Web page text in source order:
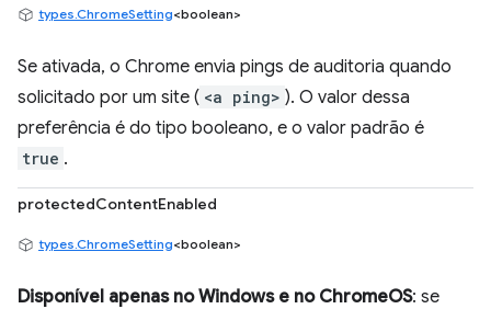
types.ChromeSetting<boolean>
Se ativada, o Chrome envia pings de auditoria quando
solicitado por um site ( <a ping> ). O valor dessa
preferência é do tipo booleano, e o valor padrão é
true .
protectedContentEnabled
types.ChromeSetting<boolean>
Disponível apenas no Windows e no ChromeOS: se